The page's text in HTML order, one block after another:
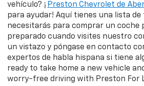
vehículo? ¡ Preston Chevrolet de
para ayudar! Aquí tienes una lista de
necesitarás para comprar un coche
preparado cuando visites nuestro
un vistazo y póngase en contacto
expertos de habla hispana si tiene
ready to take home a new vehicle
worry-free driving with Preston For